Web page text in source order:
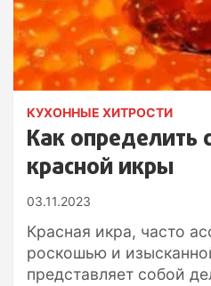
КУХОННЫЕ ХИТРОСТИ
Как определить
красной икры
03.11.2023
Красная икра, часто
роскошью и
представляет собой